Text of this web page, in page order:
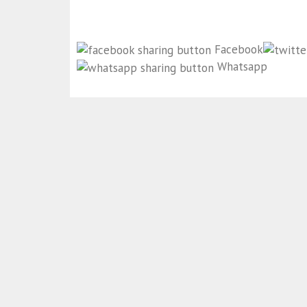
Facebook
Whatsapp